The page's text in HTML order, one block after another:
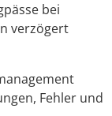
bei
verzögert
Fehler und